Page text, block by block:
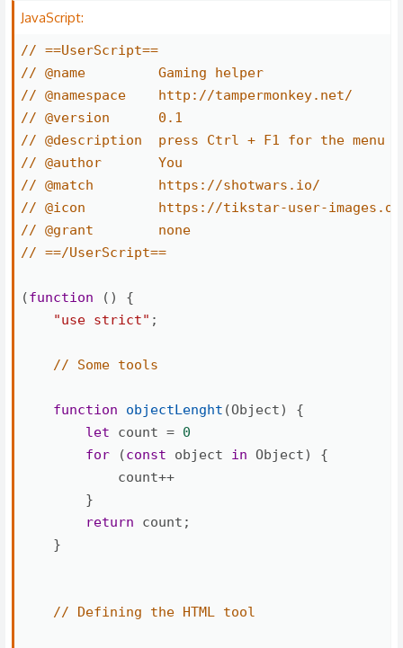
JavaScript:
// ==UserScript==
// @name         Gaming helper
// @namespace    http://tampermonkey.net/
// @version      0.1
// @description  press Ctrl + F1 for the menu
// @author       You
// @match        https://shotwars.io/
// @icon         https://tikstar-user-images.oss-
// @grant        none
// ==/UserScript==
(function ( )
{
"use strict" ;
// Some tools
function objectLenght (Object)
{
let count = 0
for
(const object in Object)
{
            count
++
}
return count ;
}
// Defining the HTML tool